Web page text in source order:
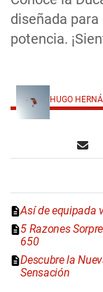
diseñada
potencia.
HUGO
Así de equipada
5 Razones
650
Descubre la
Sensación